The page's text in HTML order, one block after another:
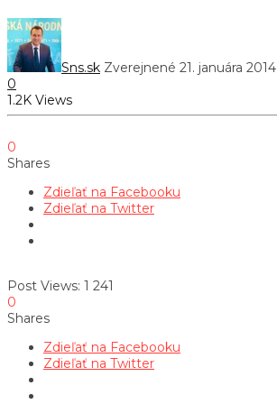
Sns.sk Zverejnené 21. januára 2014
0
1.2K Views
0
Shares
Zdieľať na Facebooku
Zdieľať na Twitter
Post Views: 1 241
0
Shares
Zdieľať na Facebooku
Zdieľať na Twitter